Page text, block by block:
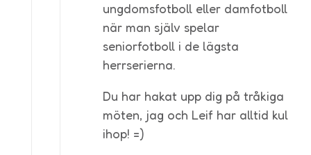
ungdomsfotboll eller damfotboll
när man själv spelar
seniorfotboll i de lägsta
herrserierna.
Du har hakat upp dig på tråkiga
möten, jag och Leif har alltid kul
ihop! =)